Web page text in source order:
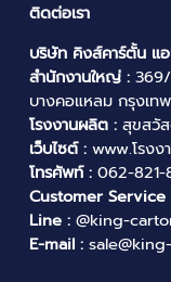
ติดต่อเรา
บริษัท คิงส์คาร์ตั้น แ
สำนักงานใหญ่ :369/
บางคอแหลม กรุงเท
โรงงานผลิต :สุขสวั
เว็บไซต์ :www.โรงง
โทรศัพท์ : 062-821-
Customer Service
Line : @king-
E-mail :